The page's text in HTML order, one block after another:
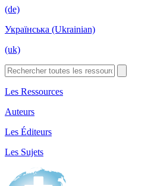
(de)
Українська (Ukrainian)
(uk)
Les Ressources
Auteurs
Les Éditeurs
Les Sujets